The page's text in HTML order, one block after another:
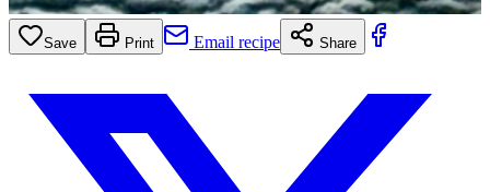
Save Print Email recipe Share